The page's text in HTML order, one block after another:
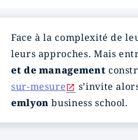
Face à la complexité de
leurs approches. Mais
et de management
sur-mesure
s’invite
emlyon business school.